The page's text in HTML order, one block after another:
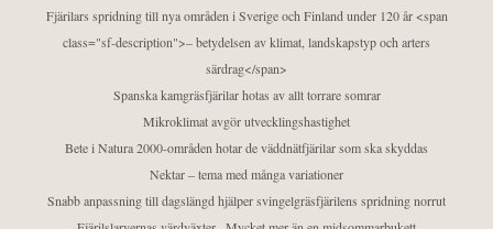
Fjärilars spridning till nya områden i Sverige och Finland under 120 år <span
class="sf-description">– betydelsen av klimat, landskapstyp och arters
särdrag</span>
Spanska kamgräsfjärilar hotas av allt torrare somrar
Mikroklimat avgör utvecklingshastighet
Bete i Natura 2000-områden hotar de väddnätfjärilar som ska skyddas
Nektar – tema med många variationer
Snabb anpassning till dagslängd hjälper svingelgräsfjärilens spridning norrut